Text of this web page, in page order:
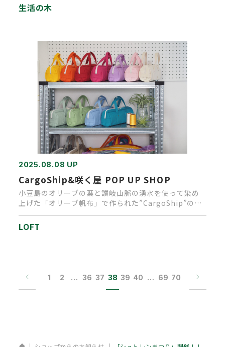
生活の木
2025.08.08 UP
CargoShip&咲く屋 POP UP SHOP
小豆島のオリーブの葉と讃岐山脈の湧水を使って染め
上げた「オリーブ帆布」で作られた”CargoShip”のバ
ッグ。“咲く屋…
LOFT
1 2 … 36 37 38 39 40 … 69 70